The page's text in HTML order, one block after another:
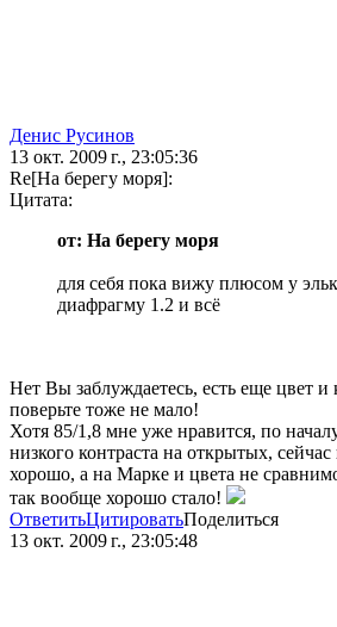
Денис Русинов
13 окт. 2009 г., 23:05:36
Re[На берегу моря]:
Цитата:
от: На берегу моря
для себя пока вижу плюсом у
диафрагму 1.2 и всё
Нет Вы заблуждаетесь, есть еще цвет и
поверьте тоже не мало!
Хотя 85/1,8 мне уже нравится, по
низкого контраста на открытых,
хорошо, а на Марке и цвета не
так вообще хорошо стало!
ОтветитьЦитироватьПоделиться
13 окт. 2009 г., 23:05:48